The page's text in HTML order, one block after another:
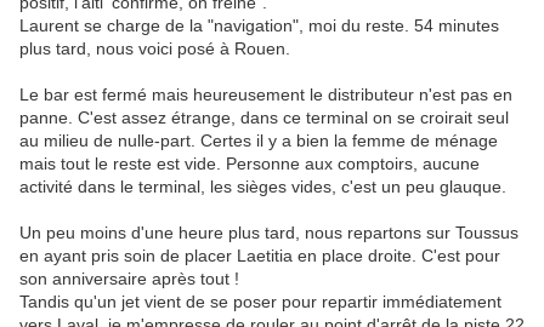
Laurent se charge de la "navigation", moi du reste. 54 minutes
plus tard, nous voici posé à Rouen.
Le bar est fermé mais heureusement le distributeur n'est pas en
panne. C'est assez étrange, dans ce terminal on se croirait seul
au milieu de nulle-part. Certes il y a bien la femme de ménage
mais tout le reste est vide. Personne aux comptoirs, aucune
activité dans le terminal, les sièges vides, c'est un peu glauque.
Un peu moins d'une heure plus tard, nous repartons sur Toussus
en ayant pris soin de placer Laetitia en place droite. C'est pour
son anniversaire après tout !
Tandis qu'un jet vient de se poser pour repartir immédiatement